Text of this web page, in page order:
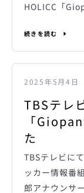
HOLICC「
続きを読む
2025年5月4日
TBSテレ
「
た
TBSテレビに
ッカー情報番
郎アナウンサ